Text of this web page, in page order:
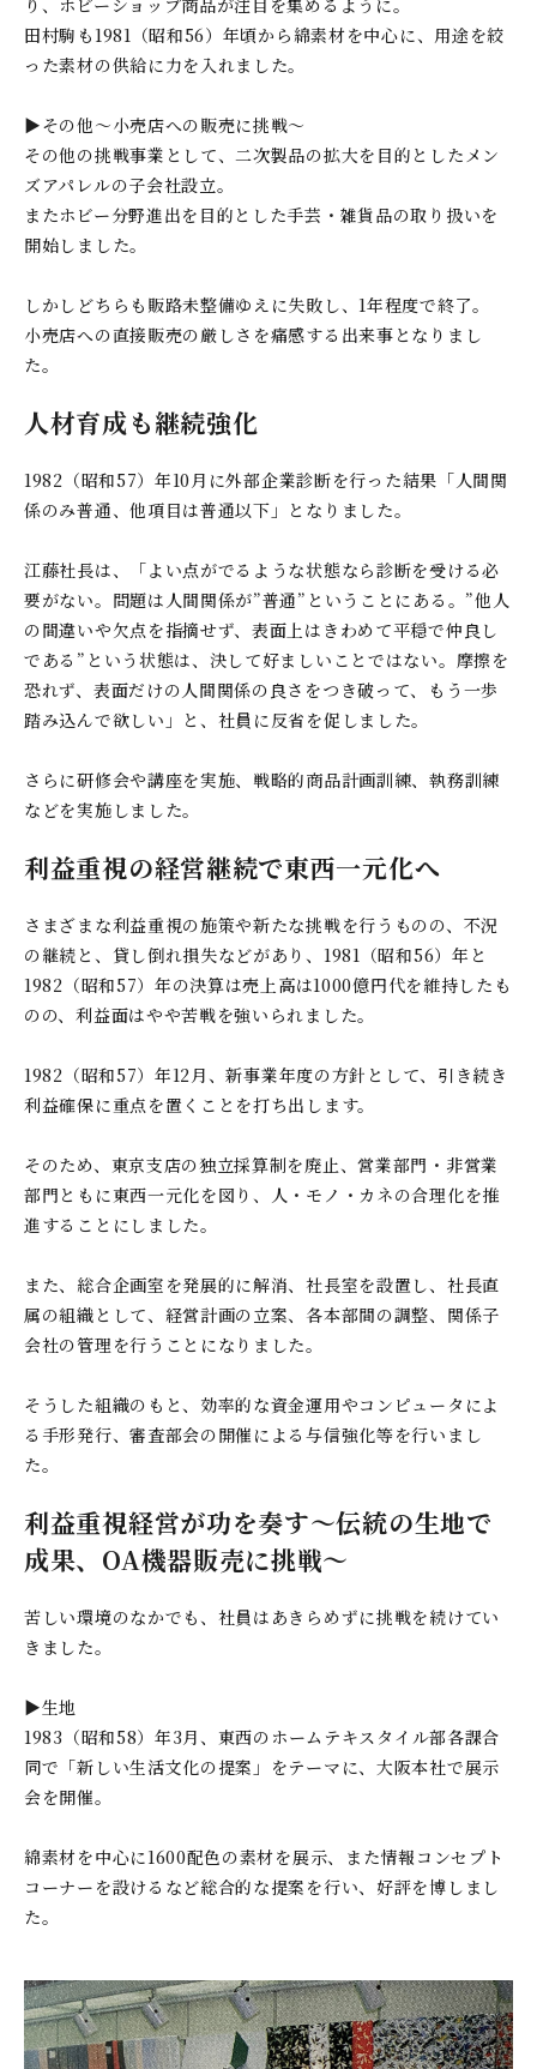
り、ホビーショップ商品が注目を集めるように。
田村駒も1981（昭和56）年頃から綿素材を中心に、用途を絞
った素材の供給に力を入れました。
▶その他～小売店への販売に挑戦～
その他の挑戦事業として、二次製品の拡大を目的としたメン
ズアパレルの子会社設立。
またホビー分野進出を目的とした手芸・雑貨品の取り扱いを
開始しました。
しかしどちらも販路未整備ゆえに失敗し、1年程度で終了。
小売店への直接販売の厳しさを痛感する出来事となりまし
た。
人材育成も継続強化
1982（昭和57）年10月に外部企業診断を行った結果「人間関
係のみ普通、他項目は普通以下」となりました。
江藤社長は、「よい点がでるような状態なら診断を受ける必
要がない。問題は人間関係が”普通”ということにある。”他人
の間違いや欠点を指摘せず、表面上はきわめて平穏で仲良し
である”という状態は、決して好ましいことではない。摩擦を
恐れず、表面だけの人間関係の良さをつき破って、もう一歩
踏み込んで欲しい」と、社員に反省を促しました。
さらに研修会や講座を実施、戦略的商品計画訓練、執務訓練
などを実施しました。
利益重視の経営継続で東西一元化へ
さまざまな利益重視の施策や新たな挑戦を行うものの、不況
の継続と、貸し倒れ損失などがあり、1981（昭和56）年と
1982（昭和57）年の決算は売上高は1000億円代を維持したも
のの、利益面はやや苦戦を強いられました。
1982（昭和57）年12月、新事業年度の方針として、引き続き
利益確保に重点を置くことを打ち出します。
そのため、東京支店の独立採算制を廃止、営業部門・非営業
部門ともに東西一元化を図り、人・モノ・カネの合理化を推
進することにしました。
また、総合企画室を発展的に解消、社長室を設置し、社長直
属の組織として、経営計画の立案、各本部間の調整、関係子
会社の管理を行うことになりました。
そうした組織のもと、効率的な資金運用やコンピュータによ
る手形発行、審査部会の開催による与信強化等を行いまし
た。
利益重視経営が功を奏す～伝統の生地で
成果、OA機器販売に挑戦～
苦しい環境のなかでも、社員はあきらめずに挑戦を続けてい
きました。
▶生地
1983（昭和58）年3月、東西のホームテキスタイル部各課合
同で「新しい生活文化の提案」をテーマに、大阪本社で展示
会を開催。
綿素材を中心に1600配色の素材を展示、また情報コンセプト
コーナーを設けるなど総合的な提案を行い、好評を博しまし
た。